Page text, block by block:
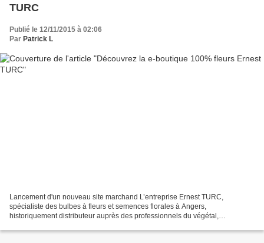
TURC
Publié le 12/11/2015 à 02:06
Par Patrick L
Lancement d'un nouveau site marchand L’entreprise Ernest TURC,
spécialiste des bulbes à fleurs et semences florales à Angers,
historiquement distributeur auprès des professionnels du végétal,